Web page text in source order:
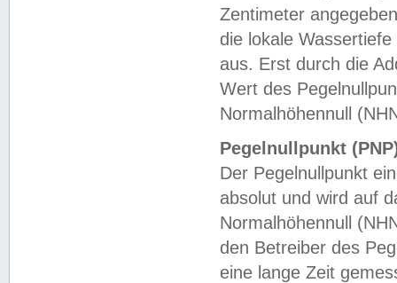
Zentimeter
die lokale
aus. Erst durch die
Wert des
Normalhöhennull
Pegelnullpunkt
Der Pegelnullpunkt
absolut und wird auf
Normalhöhennull
den Betreiber des
eine lange Zeit